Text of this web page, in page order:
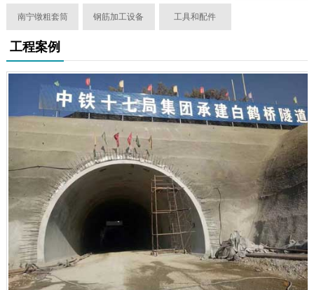
南宁镦粗套筒 钢筋加工设备 工具和配件
工程案例